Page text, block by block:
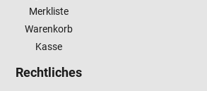
Merkliste
Warenkorb
Kasse
Rechtliches